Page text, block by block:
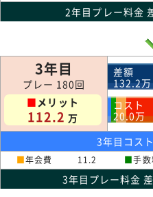
2年目プレー料金
3年目
プレー 180回
■メリット
112.2 万
差額
132.2万
コスト
20.0万
3年目コス
■年会費 11.2 ■手
3年目プレー料金